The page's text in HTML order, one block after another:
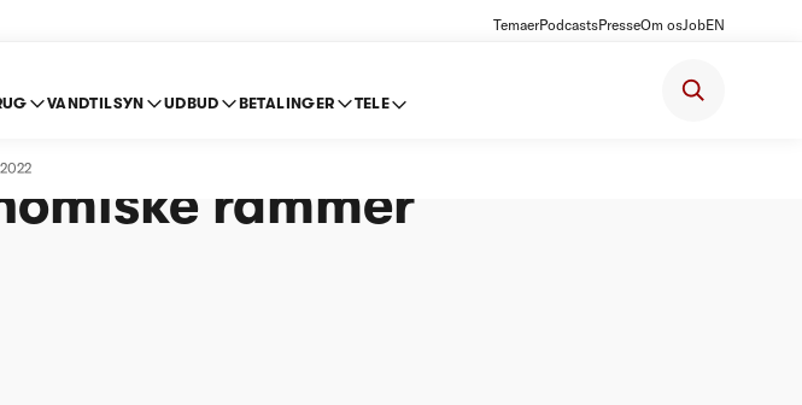
TemaerPodcastsPresseOm osJobEN
VANDTILSYN UDBUD BETALINGER TELE
rammer